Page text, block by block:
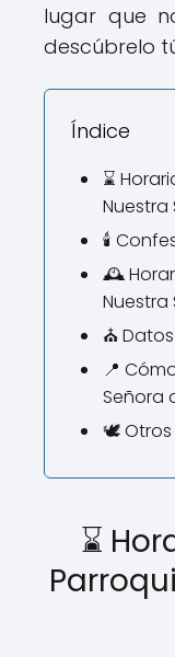
lugar que
descúbrelo
Índice
⌛
Nuestra
🕯️
🕰️
Nuestra
⛪
📍
Señora
🕊️ Otros
⌛